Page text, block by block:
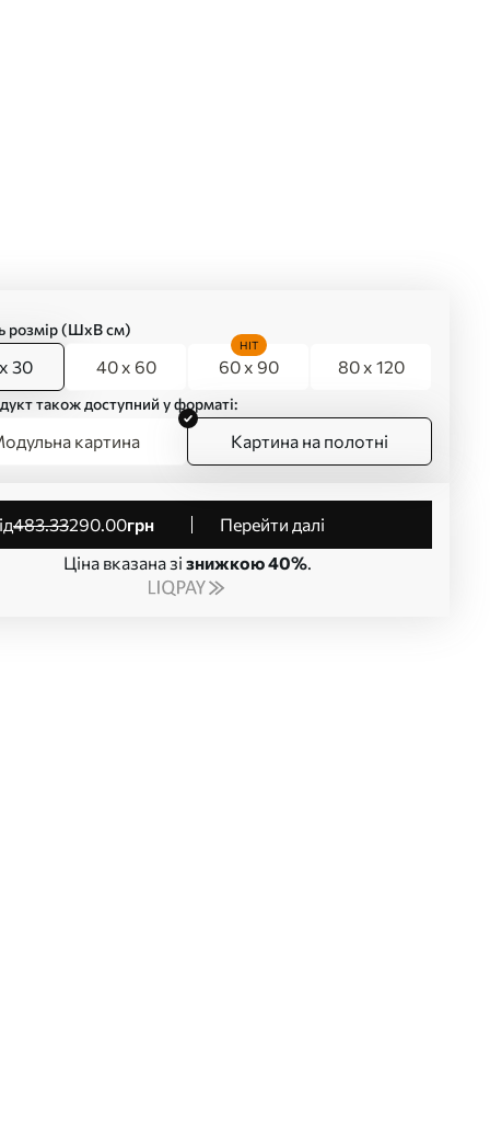
розмір (ШхВ см)
30 40 x 60 60 x 90
HIT
80 x 120
також доступний у форматі:
картина Картина на полотні
від483.33290.00грн
Перейти далі
Ціна вказана зі знижкою 40%.